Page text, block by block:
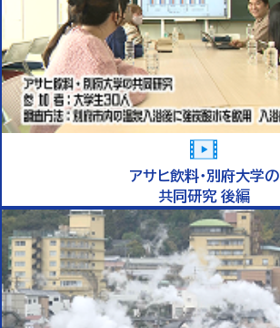
アサヒ飲料・別府大学の
共同研究 後編